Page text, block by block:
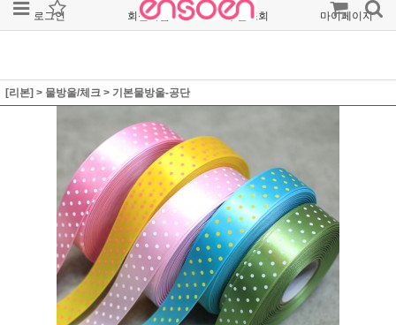
로그인 회원가입 주문조회 마이페이지
[리본] > 물방울/체크 > 기본물방울-공단